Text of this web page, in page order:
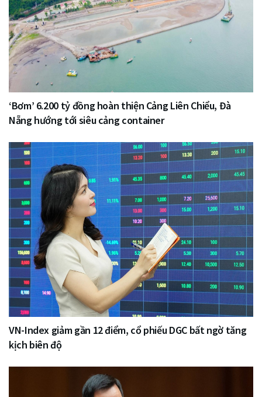
‘Bơm’ 6.200 tỷ đồng hoàn thiện Cảng Liên Chiểu, Đà
Nẵng hướng tới siêu cảng container
VN-Index giảm gần 12 điểm, cổ phiếu DGC bất ngờ tăng
kịch biên độ